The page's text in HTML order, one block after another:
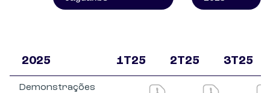
2025 1T25 2T25 3T25
Demonstrações